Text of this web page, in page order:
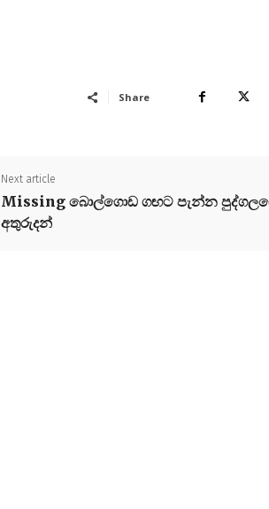
Share
Next article
Missing බොල්ගොඩ ගඟට පැන්න
අතුරුදන්